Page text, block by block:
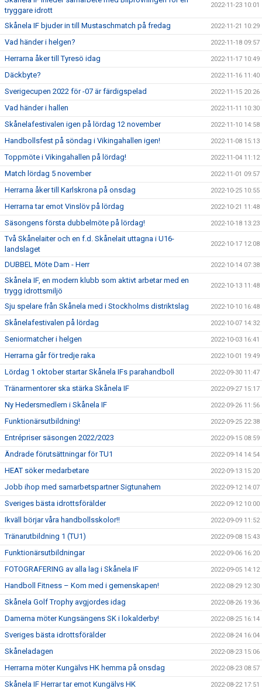
tryggare idrott
2022-11-23 10:01
Skånela IF bjuder in till Mustaschmatch på fredag 2022-11-21 10:29
Vad händer i helgen? 2022-11-18 09:57
Herrarna åker till Tyresö idag 2022-11-17 10:49
Däckbyte? 2022-11-16 11:40
Sverigecupen 2022 för -07 är färdigspelad 2022-11-15 20:26
Vad händer i hallen 2022-11-11 10:30
Skånelafestivalen igen på lördag 12 november 2022-11-10 14:58
Handbollsfest på söndag i Vikingahallen igen! 2022-11-08 15:13
Toppmöte i Vikingahallen på lördag! 2022-11-04 11:12
Match lördag 5 november 2022-11-01 09:57
Herrarna åker till Karlskrona på onsdag 2022-10-25 10:55
Herrarna tar emot Vinslöv på lördag 2022-10-21 11:48
Säsongens första dubbelmöte på lördag! 2022-10-18 13:23
Två Skånelaiter och en f.d. Skånelait uttagna i U16-
landslaget
2022-10-17 12:08
DUBBEL Möte Dam - Herr 2022-10-14 07:38
Skånela IF, en modern klubb som aktivt arbetar med en
trygg idrottsmiljö
2022-10-13 11:48
Sju spelare från Skånela med i Stockholms distriktslag 2022-10-10 16:48
Skånelafestivalen på lördag 2022-10-07 14:32
Seniormatcher i helgen 2022-10-03 16:41
Herrarna går för tredje raka 2022-10-01 19:49
Lördag 1 oktober startar Skånela IFs parahandboll 2022-09-30 11:47
Tränarmentorer ska stärka Skånela IF 2022-09-27 15:17
Ny Hedersmedlem i Skånela IF 2022-09-26 11:56
Funktionärsutbildning! 2022-09-25 22:38
Entrépriser säsongen 2022/2023 2022-09-15 08:59
Ändrade förutsättningar för TU1 2022-09-14 14:54
HEAT söker medarbetare 2022-09-13 15:20
Jobb ihop med samarbetspartner Sigtunahem 2022-09-12 14:07
Sveriges bästa idrottsförälder 2022-09-12 10:00
Ikväll börjar våra handbollsskolor!! 2022-09-09 11:52
Tränarutbildning 1 (TU1) 2022-09-08 15:43
Funktionärsutbildningar 2022-09-06 16:20
FOTOGRAFERING av alla lag i Skånela IF 2022-09-05 14:12
Handboll Fitness – Kom med i gemenskapen! 2022-08-29 12:30
Skånela Golf Trophy avgjordes idag 2022-08-26 19:36
Damerna möter Kungsängens SK i lokalderby! 2022-08-25 16:14
Sveriges bästa idrottsförälder 2022-08-24 16:04
Skåneladagen 2022-08-23 15:06
Herrarna möter Kungälvs HK hemma på onsdag 2022-08-23 08:57
Skånela IF Herrar tar emot Kungälvs HK 2022-08-22 17:51